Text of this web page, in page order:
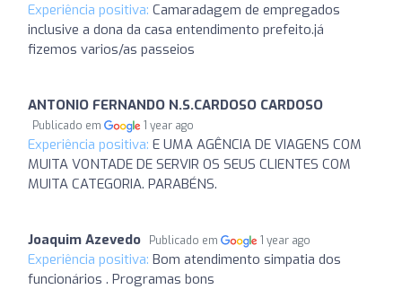
Experiência positiva: Camaradagem de empregados
inclusive a dona da casa entendimento prefeito.já
fizemos varios/as passeios
ANTONIO FERNANDO N.S.CARDOSO CARDOSO
Publicado em 1 year ago
Experiência positiva: E UMA AGÊNCIA DE VIAGENS COM
MUITA VONTADE DE SERVIR OS SEUS CLIENTES COM
MUITA CATEGORIA. PARABÉNS.
Joaquim Azevedo Publicado em 1 year ago
Experiência positiva: Bom atendimento simpatia dos
funcionários . Programas bons